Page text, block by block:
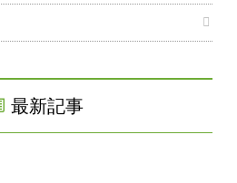
最新記事